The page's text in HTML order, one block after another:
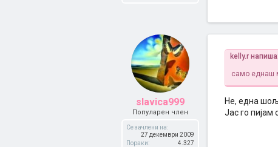
slavica999
Популарен член
Се зачлени на:
27 декември 2009
Пораки:
4.327
kelly.r напиша:
само еднаш
Не, една
Јас го